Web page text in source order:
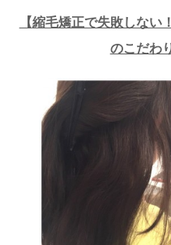
【縮毛矯正で失敗しない
のこだわ